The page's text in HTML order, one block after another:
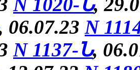
N 1020-Ն,
06.07.23 N
N 1137-Ն,